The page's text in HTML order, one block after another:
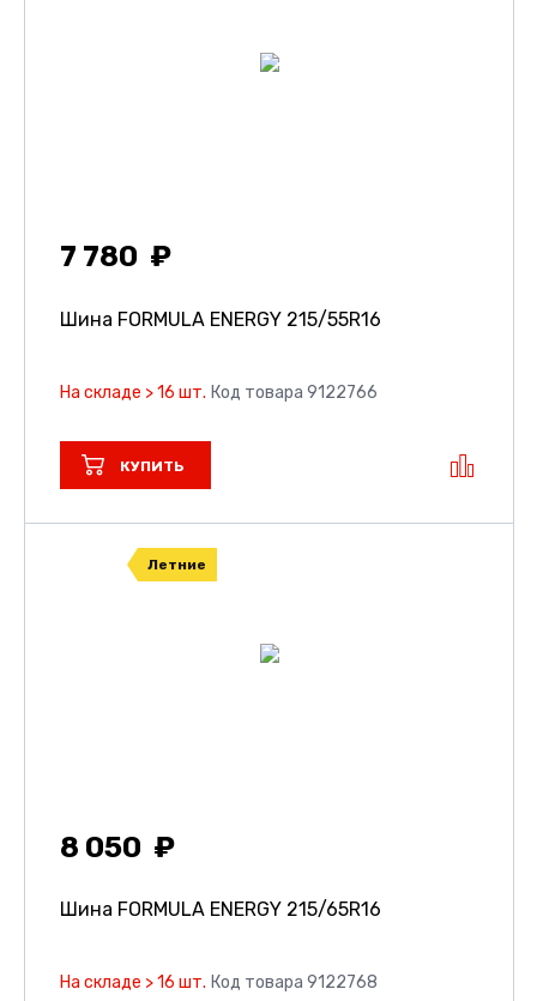
7 780
Шина FORMULA ENERGY 215/55R16
На складе > 16 шт. Код товара 9122766
КУПИТЬ
Летние
8 050
Шина FORMULA ENERGY 215/65R16
На складе > 16 шт. Код товара 9122768